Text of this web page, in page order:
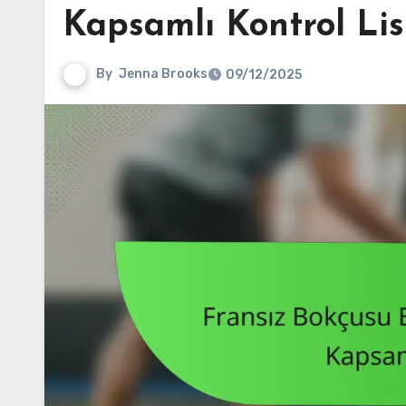
Kapsamlı Kontrol
By Jenna Brooks 09/12/2025